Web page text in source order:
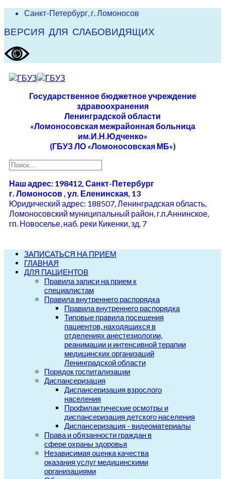
Санкт-Петербург, г. Ломоносов
ВЕРСИЯ ДЛЯ СЛАБОВИДЯЩИХ
Государственное бюджетное учреждение
здравоохранения
Ленинградской области
«Ломоносовская межрайонная больница
им.И.Н.Юдченко»
(ГБУЗ ЛО «Ломоносовская МБ»)
Наш адрес: 198412, Санкт-Петербург
г. Ломоносов , ул. Еленинская, 13
Юридический адрес: 188507, Ленинградская область,
Ломоносовский муниципальный район, г.п.Аннинское,
гп. Новоселье, наб. реки Кикенки, зд. 7
ЗАПИСАТЬСЯ НА ПРИЕМ
ГЛАВНАЯ
ДЛЯ ПАЦИЕНТОВ
Правила записи на прием к
специалистам
Правила внутреннего распорядка
Правила внутреннего распорядка
Типовые правила посещения
пациентов, находящихся в
отделениях анестезиологии,
реанимации и интенсивной терапии
медицинских организаций
Ленинградской области
Порядок госпитализации
Диспансеризация
Диспансеризация взрослого
населения
Профилактические осмотры и
диспансеризация детского населения
Диспансеризация - видеоматериалы
Права и обязанности граждан в
сфере охраны здоровья
Независимая оценка качества
оказания услуг медицинскими
организациями